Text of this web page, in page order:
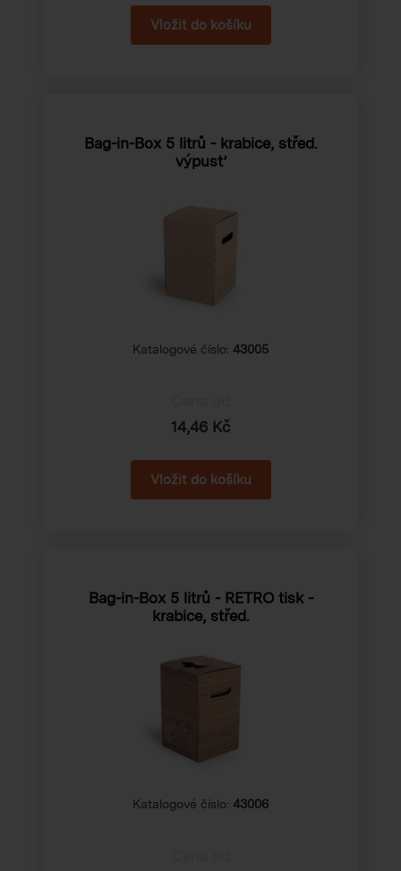
Bag-in-Box 5 litrů - krabice, střed.
výpusť
Katalogové číslo: 43005
14,46 Kč
Bag-in-Box 5 litrů - RETRO tisk -
krabice, střed.
Katalogové číslo: 43006